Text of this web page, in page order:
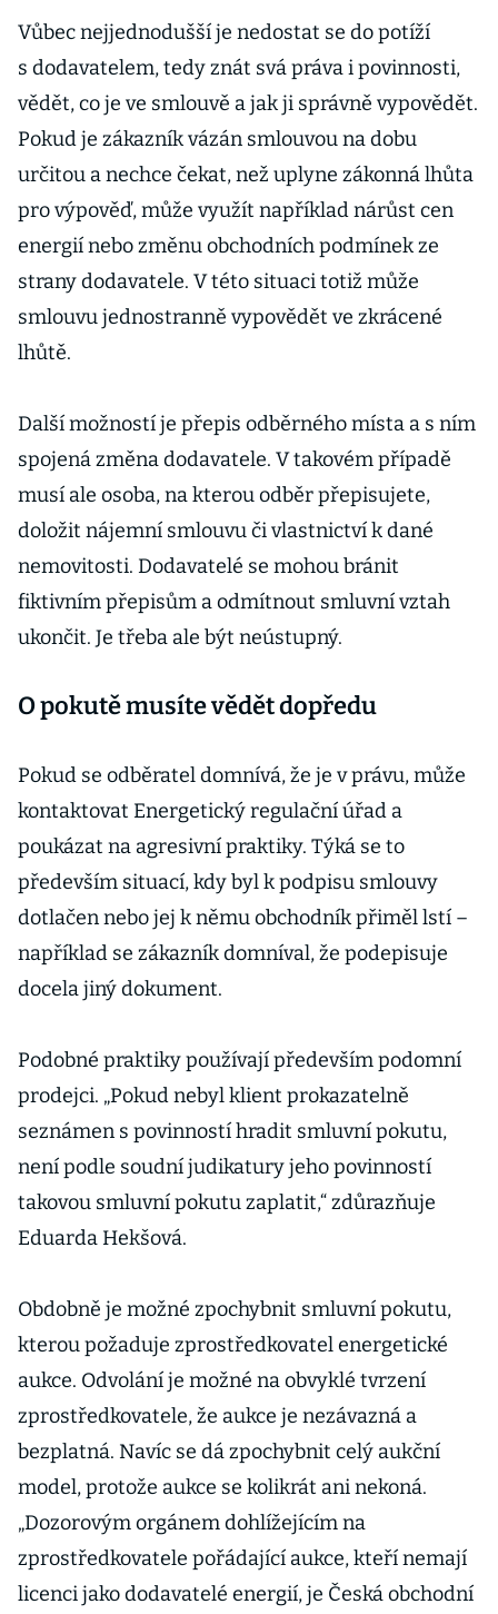
Vůbec nejjednodušší je nedostat se do potíží
s dodavatelem, tedy znát svá práva i povinnosti,
vědět, co je ve smlouvě a jak ji správně vypovědět.
Pokud je zákazník vázán smlouvou na dobu
určitou a nechce čekat, než uplyne zákonná lhůta
pro výpověď, může využít například nárůst cen
energií nebo změnu obchodních podmínek ze
strany dodavatele. V této situaci totiž může
smlouvu jednostranně vypovědět ve zkrácené
lhůtě.
Další možností je přepis odběrného místa a s ním
spojená změna dodavatele. V takovém případě
musí ale osoba, na kterou odběr přepisujete,
doložit nájemní smlouvu či vlastnictví k dané
nemovitosti. Dodavatelé se mohou bránit
fiktivním přepisům a odmítnout smluvní vztah
ukončit. Je třeba ale být neústupný.
O pokutě musíte vědět dopředu
Pokud se odběratel domnívá, že je v právu, může
kontaktovat Energetický regulační úřad a
poukázat na agresivní praktiky. Týká se to
především situací, kdy byl k podpisu smlouvy
dotlačen nebo jej k němu obchodník přiměl lstí –
například se zákazník domníval, že podepisuje
docela jiný dokument.
Podobné praktiky používají především podomní
prodejci. „Pokud nebyl klient prokazatelně
seznámen s povinností hradit smluvní pokutu,
není podle soudní judikatury jeho povinností
takovou smluvní pokutu zaplatit,“ zdůrazňuje
Eduarda Hekšová.
Obdobně je možné zpochybnit smluvní pokutu,
kterou požaduje zprostředkovatel energetické
aukce. Odvolání je možné na obvyklé tvrzení
zprostředkovatele, že aukce je nezávazná a
bezplatná. Navíc se dá zpochybnit celý aukční
model, protože aukce se kolikrát ani nekoná.
„Dozorovým orgánem dohlížejícím na
zprostředkovatele pořádající aukce, kteří nemají
licenci jako dodavatelé energií, je Česká obchodní